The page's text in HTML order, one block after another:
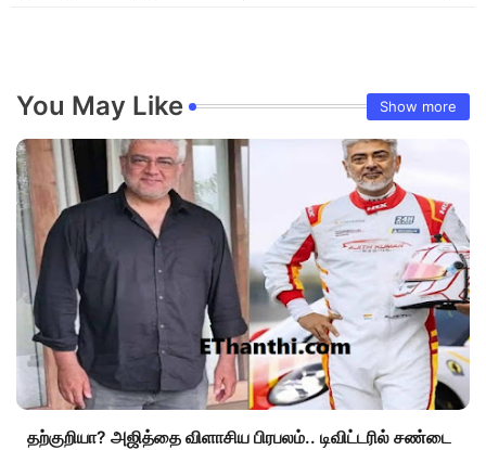
You May Like Show more
தற்குறியா? அஜித்தை விளாசிய பிரபலம்.. டிவிட்டரில் சண்டை